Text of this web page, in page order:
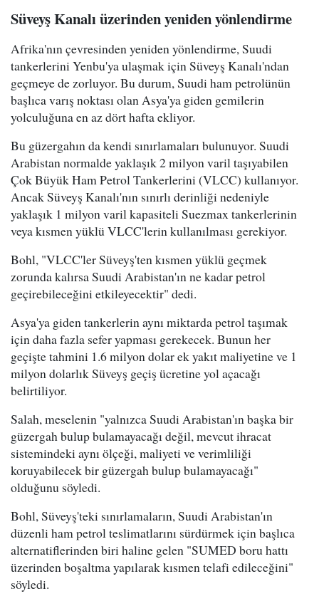
Süveyş Kanalı üzerinden yeniden yönlendirme
Afrika'nın çevresinden yeniden yönlendirme, Suudi
tankerlerini Yenbu'ya ulaşmak için Süveyş Kanalı'ndan
geçmeye de zorluyor. Bu durum, Suudi ham petrolünün
başlıca varış noktası olan Asya'ya giden gemilerin
yolculuğuna en az dört hafta ekliyor.
Bu güzergahın da kendi sınırlamaları bulunuyor. Suudi
Arabistan normalde yaklaşık 2 milyon varil taşıyabilen
Çok Büyük Ham Petrol Tankerlerini (VLCC) kullanıyor.
Ancak Süveyş Kanalı'nın sınırlı derinliği nedeniyle
yaklaşık 1 milyon varil kapasiteli Suezmax tankerlerinin
veya kısmen yüklü VLCC'lerin kullanılması gerekiyor.
Bohl, "VLCC'ler Süveyş'ten kısmen yüklü geçmek
zorunda kalırsa Suudi Arabistan'ın ne kadar petrol
geçirebileceğini etkileyecektir" dedi.
Asya'ya giden tankerlerin aynı miktarda petrol taşımak
için daha fazla sefer yapması gerekecek. Bunun her
geçişte tahmini 1.6 milyon dolar ek yakıt maliyetine ve 1
milyon dolarlık Süveyş geçiş ücretine yol açacağı
belirtiliyor.
Salah, meselenin "yalnızca Suudi Arabistan'ın başka bir
güzergah bulup bulamayacağı değil, mevcut ihracat
sistemindeki aynı ölçeği, maliyeti ve verimliliği
koruyabilecek bir güzergah bulup bulamayacağı"
olduğunu söyledi.
Bohl, Süveyş'teki sınırlamaların, Suudi Arabistan'ın
düzenli ham petrol teslimatlarını sürdürmek için başlıca
alternatiflerinden biri haline gelen "SUMED boru hattı
üzerinden boşaltma yapılarak kısmen telafi edileceğini"
söyledi.